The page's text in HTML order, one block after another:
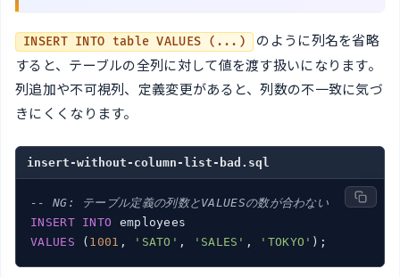
INSERT INTO table VALUES (...)
のように列名を省略
すると、テーブルの全列に対して値を渡す扱いになります。
列追加や不可視列、定義変更があると、列数の不一致に気づ
きにくくなります。
insert-without-column-list-bad.sql
-- NG: テーブル定義の列数とVALUESの数が合わない
INSERT
INTO
VALUES ( 1001 , 'SATO' , 'SALES' , 'TOKYO'